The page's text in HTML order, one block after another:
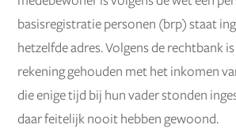
basisregistratie personen (brp) staat
hetzelfde adres. Volgens de rechtbank
rekening gehouden met het inkomen
die enige tijd bij hun vader stonden
daar feitelijk nooit hebben gewoond.